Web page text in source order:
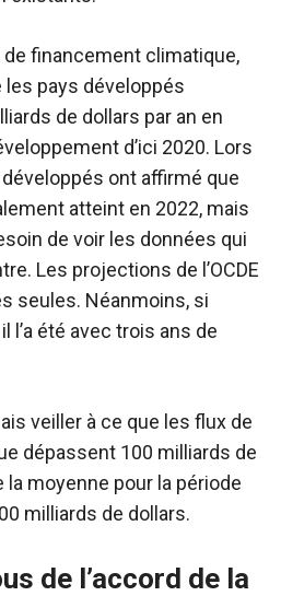
financement climatique,
les pays développés
de dollars par an en
d’ici 2020. Lors
développés ont affirmé que
atteint en 2022, mais
de voir les données qui
Les projections de l’OCDE
seules. Néanmoins, si
l’a été avec trois ans de
veiller à ce que les flux de
dépassent 100 milliards de
la moyenne pour la période
milliards de dollars.
de l’accord de la